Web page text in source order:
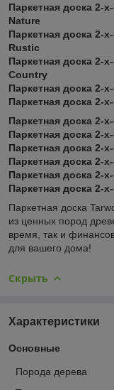
Паркетная доска 2-
Nature
Паркетная доска 2-
Rustic
Паркетная доска 2-
Country
Паркетная доска 2-
Паркетная доска 2-
Паркетная доска 2-
Паркетная доска 2-
Паркетная доска 2-
Паркетная доска 2-
Паркетная доска 2-
Паркетная доска 2-
Паркетная доска
из ценных пород
время, так и
для вашего дома!
Скрыть
Характеристики
Основные
Порода дерева